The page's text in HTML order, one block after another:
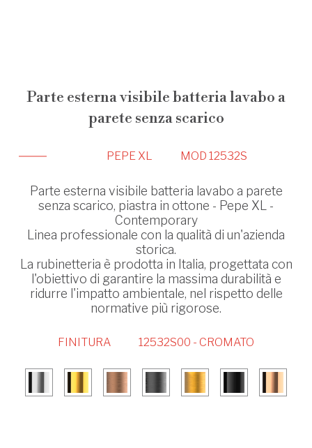
Parte esterna visibile batteria lavabo a
parete senza scarico
PEPE XL MOD 12532S
Parte esterna visibile batteria lavabo a parete
senza scarico, piastra in ottone - Pepe XL -
Contemporary
Linea professionale con la qualità di un'azienda
storica.
La rubinetteria è prodotta in Italia, progettata con
l'obiettivo di garantire la massima durabilità e
ridurre l'impatto ambientale, nel rispetto delle
normative più rigorose.
FINITURA 12532S00 - CROMATO